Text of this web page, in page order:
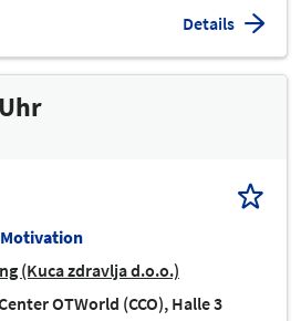
Details
(Kuca zdravlja d.o.o.)
OTWorld (CCO), Halle 3